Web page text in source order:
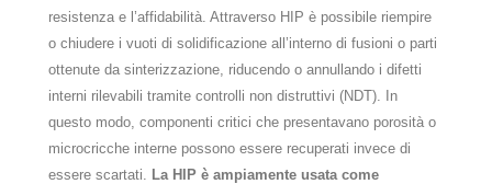
resistenza e l’affidabilità. Attraverso HIP è possibile riempire
o chiudere i vuoti di solidificazione all’interno di fusioni o parti
ottenute da sinterizzazione, riducendo o annullando i difetti
interni rilevabili tramite controlli non distruttivi (NDT). In
questo modo, componenti critici che presentavano porosità o
microcricche interne possono essere recuperati invece di
essere scartati. La HIP è ampiamente usata come